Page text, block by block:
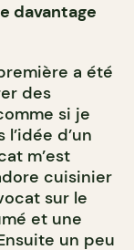
davantage
a été
des
si je
d’un
m’est
cuisinier
sur le
et une
un peu